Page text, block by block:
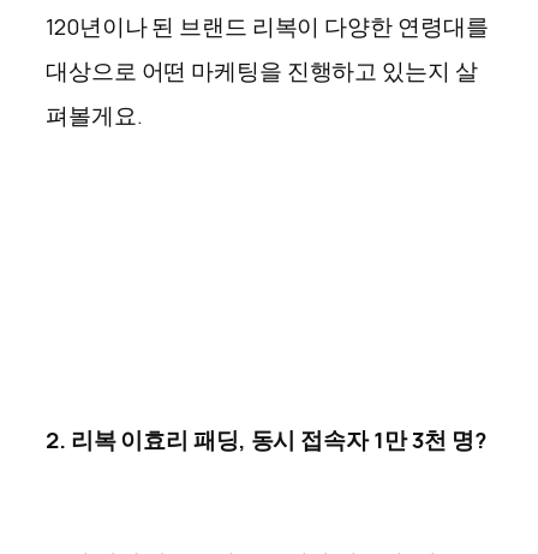
120년이나 된 브랜드 리복이 다양한 연령대를
대상으로 어떤 마케팅을 진행하고 있는지 살
펴볼게요.
2. 리복 이효리 패딩, 동시 접속자 1만 3천 명?